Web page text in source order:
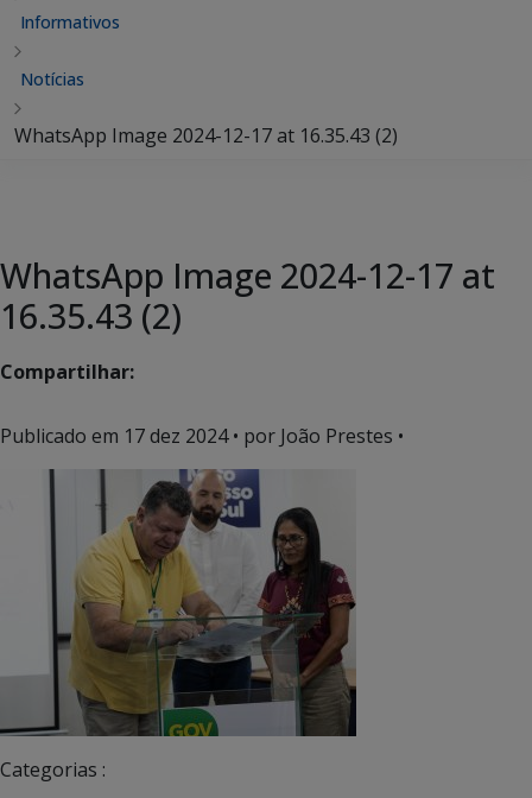
Informativos
Notícias
WhatsApp Image 2024-12-17 at 16.35.43 (2)
WhatsApp Image 2024-12-17 at
16.35.43 (2)
Compartilhar:
Publicado em 17 dez 2024• por João Prestes •
Categorias :